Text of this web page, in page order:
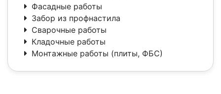
Фасадные работы
Забор из профнастила
Сварочные работы
Кладочные работы
Монтажные работы (плиты, ФБС)